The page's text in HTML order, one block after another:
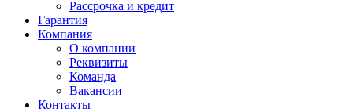
Рассрочка и кредит
Гарантия
Компания
О компании
Реквизиты
Команда
Вакансии
Контакты